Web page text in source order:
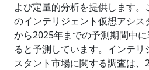
よび定量的分析を提供します
のインテリジェント仮想アシ
から2025年までの予測期間中
ると予測しています。インテ
スタント市場に関する調査は